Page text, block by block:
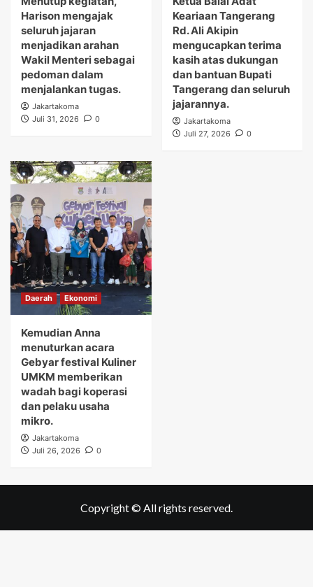
Harison mengajak
seluruh jajaran
menjadikan arahan
Wakil Menteri sebagai
pedoman dalam
menjalankan tugas.
Jakartakoma
Juli 31, 2026
0
Keariaan Tangerang
Rd. Ali Akipin
mengucapkan terima
kasih atas dukungan
dan bantuan Bupati
Tangerang dan seluruh
jajarannya.
Jakartakoma
Juli 27, 2026
0
Daerah Ekonomi
Kemudian Anna
menuturkan acara
Gebyar festival Kuliner
UMKM memberikan
wadah bagi koperasi
dan pelaku usaha
mikro.
Jakartakoma
Juli 26, 2026
0
Copyright © All rights reserved.